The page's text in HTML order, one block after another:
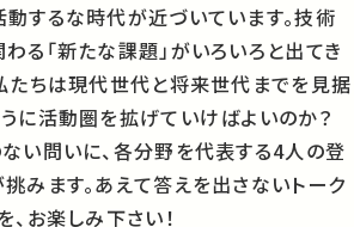
するな時代が近づいています。技術
る「新たな課題」がいろいろと出てき
たちは現代世代と将来世代までを見据
に活動圏を拡げていけばよいのか？
い問いに、各分野を代表する4人の登
みます。あえて答えを出さないトーク
、お楽しみ下さい！